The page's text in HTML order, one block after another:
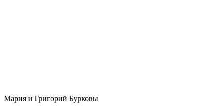
Мария и Григорий Бурковы